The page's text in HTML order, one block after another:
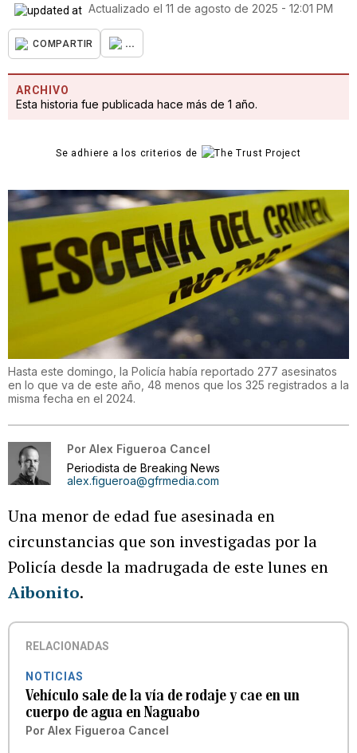
Actualizado el 11 de agosto de 2025 - 12:01 PM
COMPARTIR ...
ARCHIVO
Esta historia fue publicada hace más de 1 año.
Se adhiere a los criterios de
Hasta este domingo, la Policía había reportado 277 asesinatos
en lo que va de este año, 48 menos que los 325 registrados a la
misma fecha en el 2024.
Por Alex Figueroa Cancel
Periodista de Breaking News
alex.figueroa@gfrmedia.com
Una menor de edad fue asesinada en
circunstancias que son investigadas por la
Policía desde la madrugada de este lunes en
Aibonito.
RELACIONADAS
NOTICIAS
Vehículo sale de la vía de rodaje y cae en un
cuerpo de agua en Naguabo
Por Alex Figueroa Cancel